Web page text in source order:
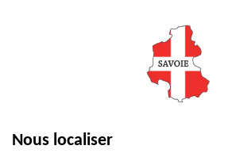
Nous localiser